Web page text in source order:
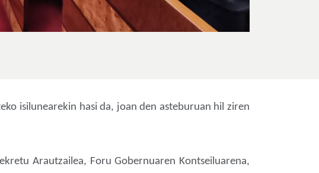
isilunearekin hasi da, joan den asteburuan hil ziren
Arautzailea, Foru Gobernuaren Kontseiluarena,